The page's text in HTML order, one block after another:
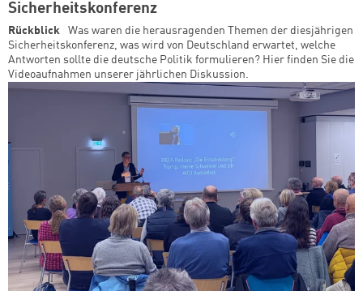
Sicherheitskonferenz
Rückblick
Was waren die herausragenden Themen der diesjährigen
Sicherheitskonferenz, was wird von Deutschland erwartet, welche
Antworten sollte die deutsche Politik formulieren? Hier finden Sie die
Videoaufnahmen unserer jährlichen Diskussion.